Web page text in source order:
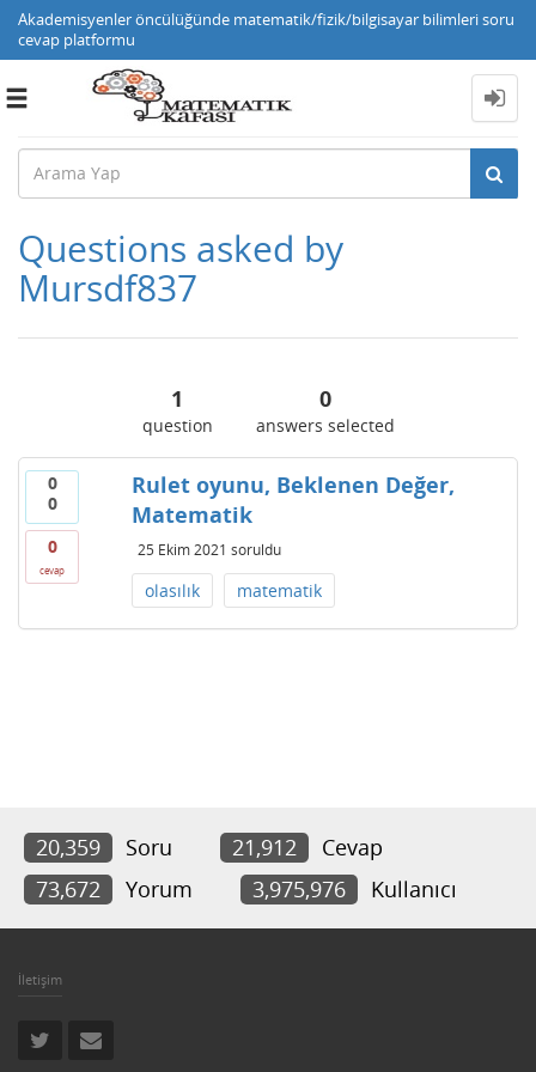
Akademisyenler öncülüğünde matematik/fizik/bilgisayar bilimleri soru
cevap platformu
Toggle
Questions asked by
Mursdf837
1
question
0
answers selected
0
0
0
cevap
Rulet oyunu, Beklenen Değer,
Matematik
25 Ekim 2021 soruldu
olasılık matematik
20,359 Soru 21,912
Cevap
73,672
Yorum 3,975,976 Kullanıcı
İletişim